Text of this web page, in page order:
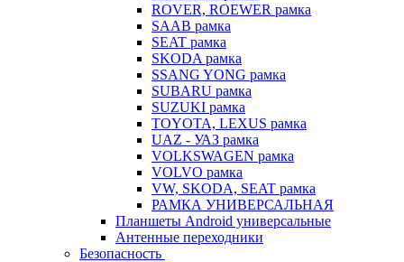
ROVER, ROEWER рамка
SAAB рамка
SEAT рамка
SKODA рамка
SSANG YONG рамка
SUBARU рамка
SUZUKI рамка
TOYOTA, LEXUS рамка
UAZ - УАЗ рамка
VOLKSWAGEN рамка
VOLVO рамка
VW, SKODA, SEAT рамка
РАМКА УНИВЕРСАЛЬНАЯ
Планшеты Android универсальные
Антенные переходники
Безопасность